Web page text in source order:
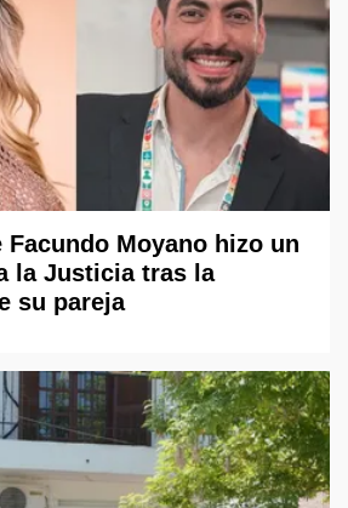
Facundo Moyano hizo un
la Justicia tras la
su pareja